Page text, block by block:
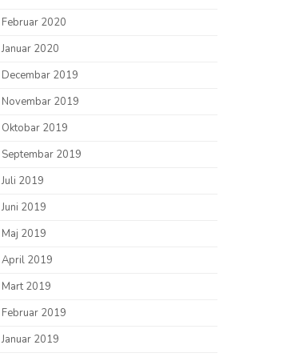
Februar 2020
Januar 2020
Decembar 2019
Novembar 2019
Oktobar 2019
Septembar 2019
Juli 2019
Juni 2019
Maj 2019
April 2019
Mart 2019
Februar 2019
Januar 2019